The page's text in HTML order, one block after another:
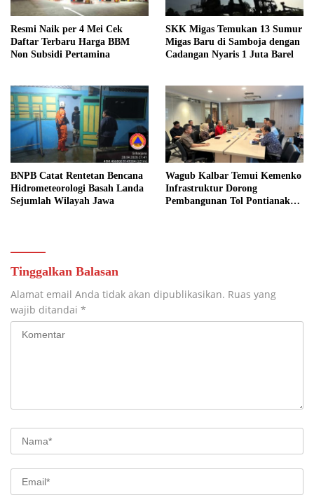
Resmi Naik per 4 Mei Cek
Daftar Terbaru Harga BBM
Non Subsidi Pertamina
SKK Migas Temukan 13 Sumur
Migas Baru di Samboja dengan
Cadangan Nyaris 1 Juta Barel
BNPB Catat Rentetan Bencana
Hidrometeorologi Basah Landa
Sejumlah Wilayah Jawa
Wagub Kalbar Temui Kemenko
Infrastruktur Dorong
Pembangunan Tol Pontianak
Tinggalkan Balasan
Alamat email Anda tidak akan dipublikasikan. Ruas yang
wajib ditandai *